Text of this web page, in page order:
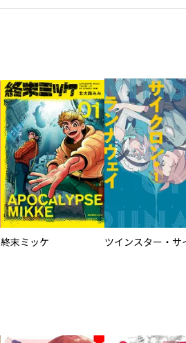
終末ミッケ